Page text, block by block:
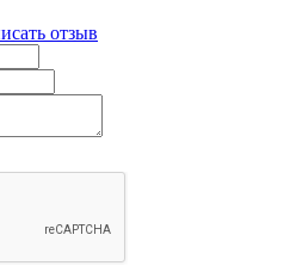
отзыв